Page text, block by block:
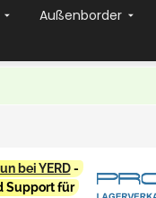
Außenborder
bei YERD-
Support für